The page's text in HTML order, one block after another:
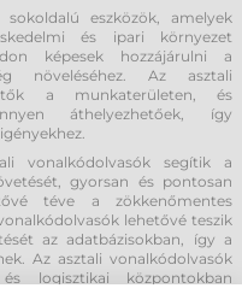
eszközök, amelyek
és ipari környezet
képesek hozzájárulni a
növeléséhez. Az asztali
a munkaterületen, és
áthelyezhetőek, így
vonalkódolvasók segítik a
gyorsan és pontosan
téve a zökkenőmentes
lehetővé teszik
az adatbázisokban, így a
Az asztali vonalkódolvasók
logisztikai központokban